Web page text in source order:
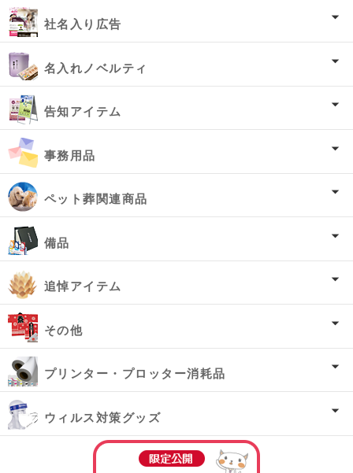
社名入り広告
名入れノベルティ
告知アイテム
事務用品
ペット葬関連商品
備品
追悼アイテム
その他
プリンター・プロッター消耗品
ウィルス対策グッズ